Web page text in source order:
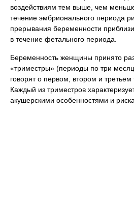
воздействиям тем выше, чем
течение эмбрионального периода
прерывания беременности
в течение фетального периода.
Беременность женщины принято
«триместры» (периоды по три
говорят о первом, втором и
Каждый из триместров
акушерскими особенностями и